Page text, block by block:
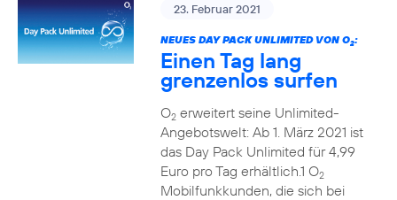
23. Februar 2021
NEUES DAY PACK UNLIMITED VON O2:
Einen Tag lang
grenzenlos surfen
O2erweitert seine Unlimited-
Angebotswelt: Ab 1. März 2021 ist
das Day Pack Unlimited für 4,99
Euro pro Tag erhältlich.1 O2
Mobilfunkkunden, die sich bei